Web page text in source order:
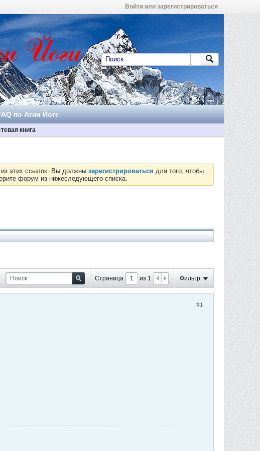
Войти или зарегистрироваться
по Агни Йоге
книга
этих ссылок. Вы должны зарегистрироваться для того, чтобы
форум из нижеследующего списка.
Страница из 1 Фильтр
#1